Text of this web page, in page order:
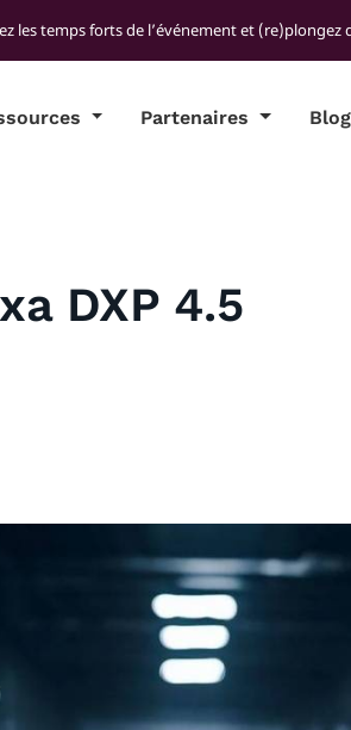
les temps forts de l’événement et (re)plongez
Partenaires Blog
DXP 4.5